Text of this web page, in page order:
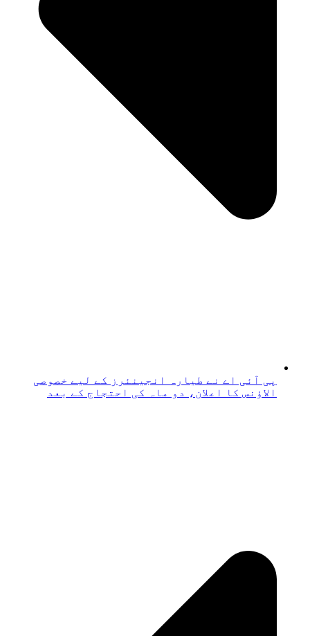
پی آئی اے نے طیارہ انجینئرز کے لیے خصوصی
الاؤنس کا اعلان، دو ماہ کی احتجاج کے بعد